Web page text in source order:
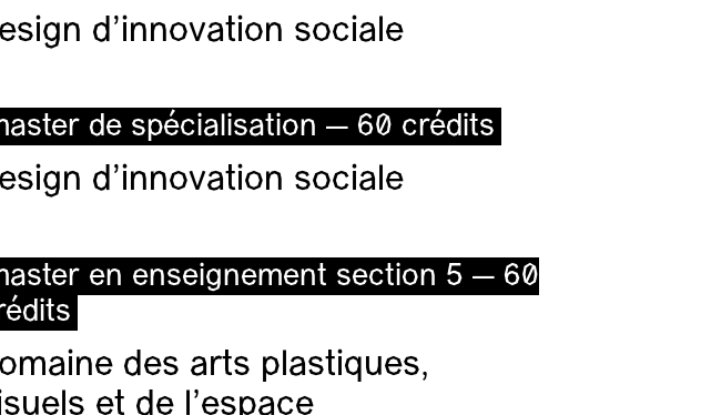
d'innovation sociale
de spécialisation — 60 crédits
d'innovation sociale
en enseignement section 5 — 60
des arts plastiques,
et de l’espace